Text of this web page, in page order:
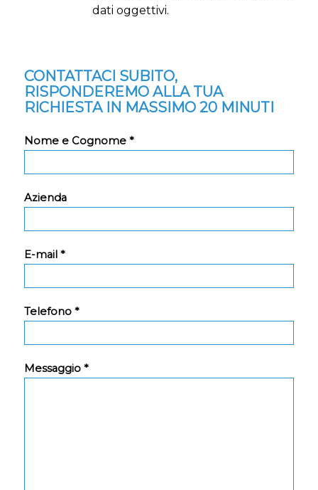
dati oggettivi.
CONTATTACI SUBITO,
RISPONDEREMO ALLA TUA
RICHIESTA IN MASSIMO 20 MINUTI
Nome e Cognome *
Azienda
E-mail *
Telefono *
Messaggio *